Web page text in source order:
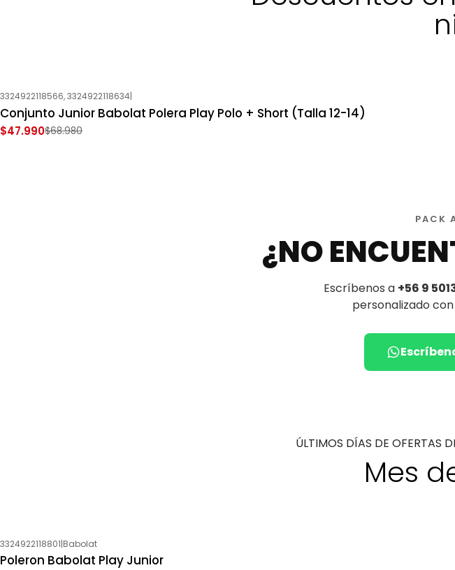
-30%OFF
Nuevo
3324922118566, 3324922118634|
Conjunto Junior Babolat Polera Play Polo + Short (Talla 12-14)
$47.990$68.980
PACK
¿NO
Escríbenos a +56 9
personalizado
ÚLTIMOS DÍAS DE OFERTAS
Mes
-30%OFF
3324922118801|Babolat
Poleron Babolat Play Junior